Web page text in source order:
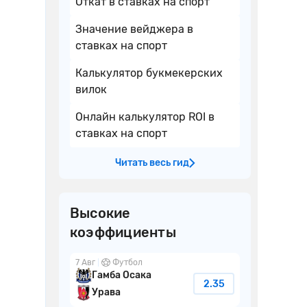
Значение вейджера в
ставках на спорт
Калькулятор букмекерских
вилок
Онлайн калькулятор ROI в
ставках на спорт
Читать весь гид
Высокие
коэффициенты
7 Авг Футбол
Гамба Осака
Урава
2.35